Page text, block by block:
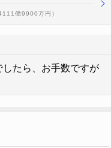
億9900万円）
たら、お手数ですが